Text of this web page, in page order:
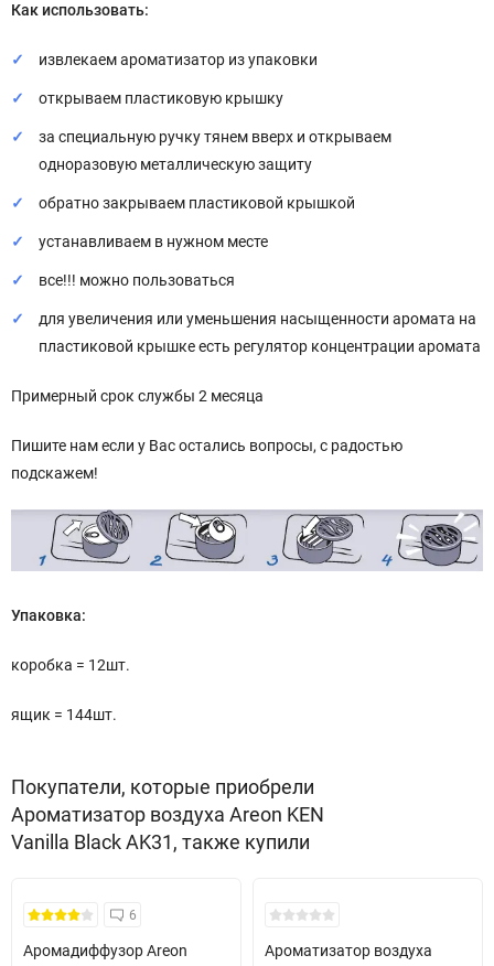
Как использовать:
извлекаем ароматизатор из упаковки
открываем пластиковую крышку
за специальную ручку тянем вверх и открываем
одноразовую металлическую защиту
обратно закрываем пластиковой крышкой
устанавливаем в нужном месте
все!!! можно пользоваться
для увеличения или уменьшения насыщенности аромата на
пластиковой крышке есть регулятор концентрации аромата
Примерный срок службы 2 месяца
Пишите нам если у Вас остались вопросы, с радостью
подскажем!
Упаковка:
коробка = 12шт.
ящик = 144шт.
Покупатели, которые приобрели
Ароматизатор воздуха Areon KEN
Vanilla Black AK31, также купили
Безкоштовна Доставка
6
Аромадиффузор Areon Ароматизатор воздуха